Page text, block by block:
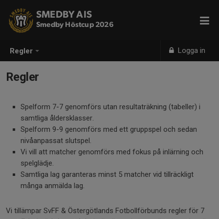
Regler Logga in
SMEDBY AIS
Smedby Höstcup 2026
Regler
Spelform 7-7 genomförs utan resultaträkning (tabeller) i
samtliga åldersklasser.
Spelform 9-9 genomförs med ett gruppspel och sedan
nivåanpassat slutspel.
Vi vill att matcher genomförs med fokus på inlärning och
spelglädje.
Samtliga lag garanteras minst 5 matcher vid tillräckligt
många anmälda lag.
Vi tillämpar SvFF & Östergötlands Fotbollförbunds regler för 7